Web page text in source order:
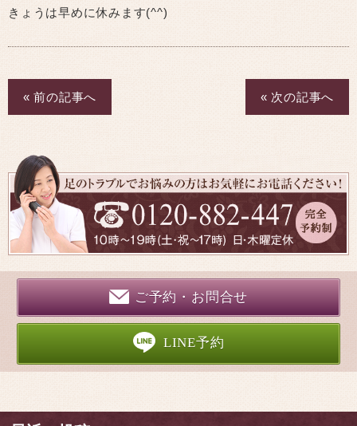
きょうは早めに休みます(^^)
« 前の記事へ « 次の記事へ
ご予約・お問合せ
LINE予約